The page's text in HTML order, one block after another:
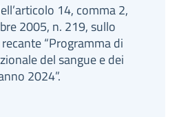
14, comma 2,
2005, n. 219, sullo
“Programma di
del sangue e dei
2024”.